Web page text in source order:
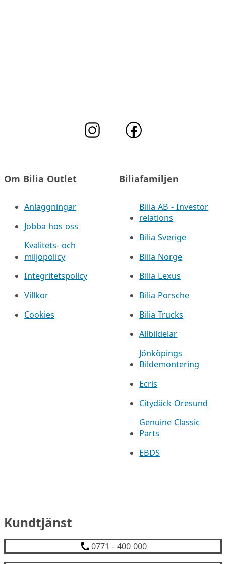
Om Bilia Outlet
Anläggningar
Jobba hos oss
Kvalitets- och
miljöpolicy
Integritetspolicy
Villkor
Cookies
Biliafamiljen
Bilia AB - Investor
relations
Bilia Sverige
Bilia Norge
Bilia Lexus
Bilia Porsche
Bilia Trucks
Allbildelar
Jönköpings
Bildemontering
Ecris
Citydäck Öresund
Genuine Classic
Parts
EBDS
Kundtjänst
0771 - 400 000